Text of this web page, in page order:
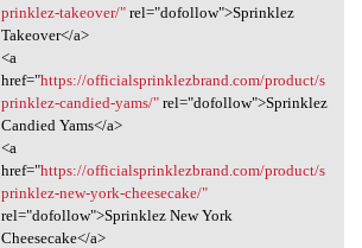
prinklez-takeover/"rel="dofollow">Sprinklez
Takeover</a>
<a
href="https://officialsprinklezbrand.com/product/s
prinklez-candied-yams/"rel="dofollow">Sprinklez
Candied Yams</a>
<a
href="https://officialsprinklezbrand.com/product/s
prinklez-new-york-cheesecake/"
rel="dofollow">Sprinklez New York
Cheesecake</a>